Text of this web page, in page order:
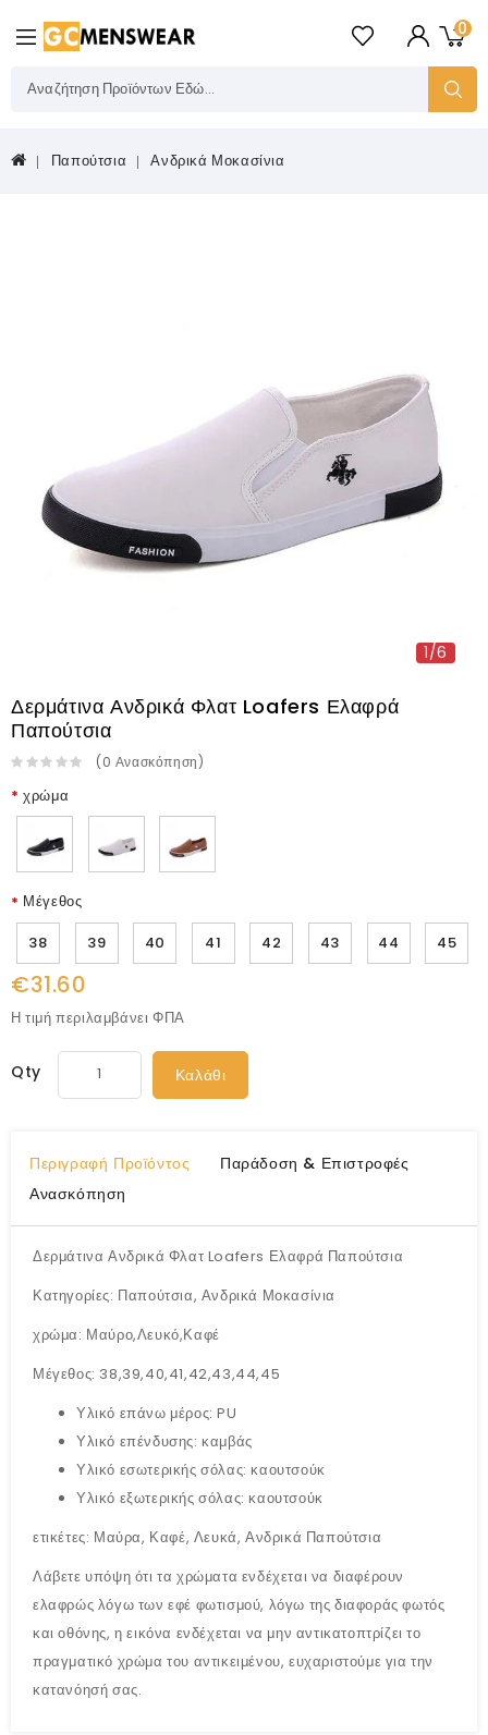
0
Παπούτσια Ανδρικά Μοκασίνια
1/6
Δερμάτινα Ανδρικά Φλατ Loafers Ελαφρά
Παπούτσια
(0 Ανασκόπηση)
χρώμα
Μέγεθος
38
39 40 41 42 43 44 45
€31.60
Η τιμή περιλαμβάνει ΦΠΑ
Qty Καλάθι
Περιγραφή Προϊόντος
Παράδοση & Επιστροφές
Ανασκόπηση
Δερμάτινα Ανδρικά Φλατ Loafers Ελαφρά Παπούτσια
Κατηγορίες: Παπούτσια, Ανδρικά Μοκασίνια
χρώμα: Μαύρο,Λευκό,Καφέ
Μέγεθος: 38,39,40,41,42,43,44,45
Υλικό επάνω μέρος: PU
Υλικό επένδυσης: καμβάς
Υλικό εσωτερικής σόλας: καουτσούκ
Υλικό εξωτερικής σόλας: καουτσούκ
ετικέτες: Μαύρα, Καφέ, Λευκά, Ανδρικά Παπούτσια
Λάβετε υπόψη ότι τα χρώματα ενδέχεται να διαφέρουν
ελαφρώς λόγω των εφέ φωτισμού, λόγω της διαφοράς φωτός
και οθόνης, η εικόνα ενδέχεται να μην αντικατοπτρίζει το
πραγματικό χρώμα του αντικειμένου, ευχαριστούμε για την
κατανόησή σας.